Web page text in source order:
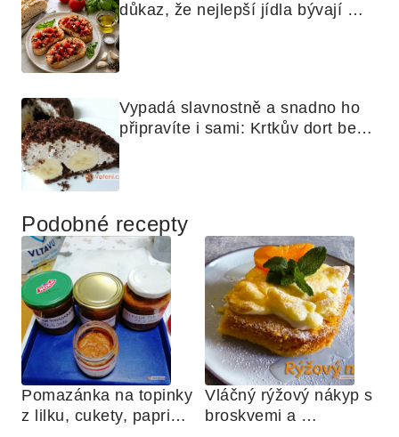
důkaz, že nejlepší jídla bývají
Vypadá slavnostně a snadno ho
připravíte i sami: Krtkův dort bez
Podobné recepty
Pomazánka na topinky
z lilku, cukety, paprik,
Vláčný rýžový nákyp s
broskvemi a